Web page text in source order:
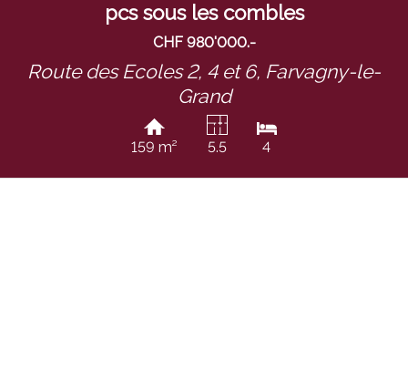
pcs sous les combles
CHF 980'000.-
Route des Ecoles 2, 4 et 6, Farvagny-le-
Grand
159 m² 5.5 4